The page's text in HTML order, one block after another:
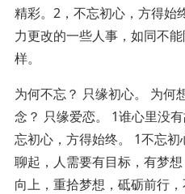
精彩。2，不忘初心，方得始
力更改的一些人事，如同不
样。
为何不忘？ 只缘初心。 为何
念？ 只缘爱恋。 1谁心里没
忘初心，方得始终。 1不忘
聊起，人需要有目标，有梦
向上，重拾梦想，砥砺前行